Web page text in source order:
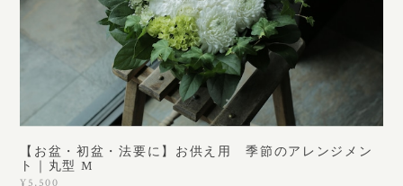
【お盆・初盆・法要に】お供え用 季節のアレンジメン
ト｜丸型 M
¥5,500